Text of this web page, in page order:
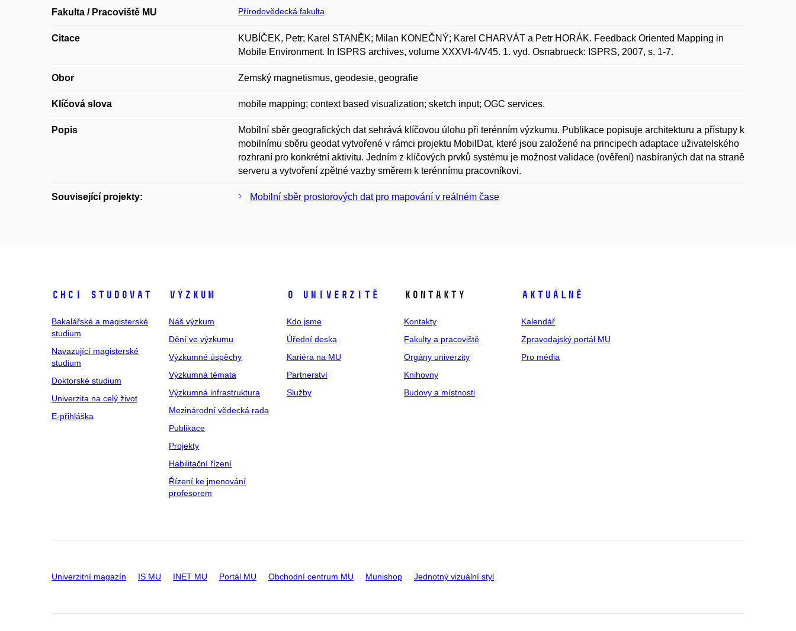
Fakulta / Pracoviště MU Přírodovědecká fakulta
Citace
KUBÍČEK, Petr; Karel STANĚK; Milan KONEČNÝ; Karel CHARVÁT a Petr HORÁK. Feedback Oriented Mapping in
Mobile Environment. In ISPRS archives, volume XXXVI-4/V45. 1. vyd. Osnabrueck: ISPRS, 2007, s. 1-7.
Obor Zemský magnetismus, geodesie, geografie
Klíčová slova mobile mapping; context based visualization; sketch input; OGC services.
Popis
Mobilní sběr geografických dat sehrává klíčovou úlohu při terénním výzkumu. Publikace popisuje architekturu a přístupy k
mobilnímu sběru geodat vytvořené v rámci projektu MobilDat, které jsou založené na principech adaptace uživatelského
rozhraní pro konkrétní aktivitu. Jedním z klíčových prvků systému je možnost validace (ověření) nasbíraných dat na straně
serveru a vytvoření zpětné vazby směrem k terénnímu pracovníkovi.
Související projekty: Mobilní sběr prostorových dat pro mapování v reálném čase
Chci studovat
Bakalářské a magisterské
studium
Navazující magisterské
studium
Doktorské studium
Univerzita na celý život
E-přihláška
Výzkum
Náš výzkum
Dění ve výzkumu
Výzkumné úspěchy
Výzkumná témata
Výzkumná infrastruktura
Mezinárodní vědecká rada
Publikace
Projekty
Habilitační řízení
Řízení ke jmenování
profesorem
O univerzitě
Kdo jsme
Úřední deska
Kariéra na MU
Partnerství
Služby
Kontakty
Kontakty
Fakulty a pracoviště
Orgány univerzity
Knihovny
Budovy a místnosti
Aktuálně
Kalendář
Zpravodajský portál MU
Pro média
Univerzitní magazín IS MU INET MU Portál MU Obchodní centrum MU Munishop Jednotný vizuální styl